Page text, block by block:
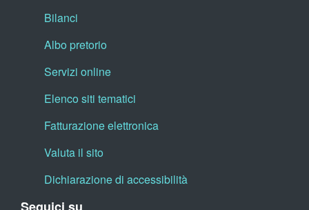
Bilanci
Albo pretorio
Servizi online
Elenco siti tematici
Fatturazione elettronica
Valuta il sito
Dichiarazione di accessibilità